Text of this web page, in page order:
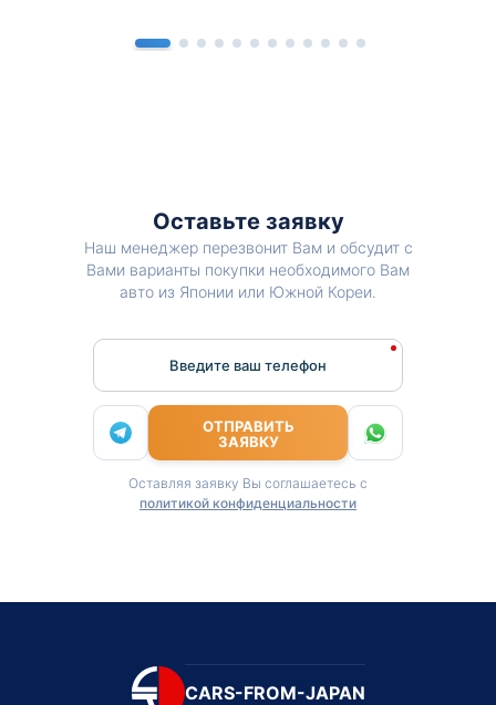
Оставьте заявку
Наш менеджер перезвонит Вам и обсудит с
Вами варианты покупки необходимого Вам
авто из Японии или Южной Кореи.
Введите ваш телефон
ОТПРАВИТЬ
ЗАЯВКУ
Оставляя заявку Вы соглашаетесь с
политикой конфиденциальности
CARS-FROM-JAPAN